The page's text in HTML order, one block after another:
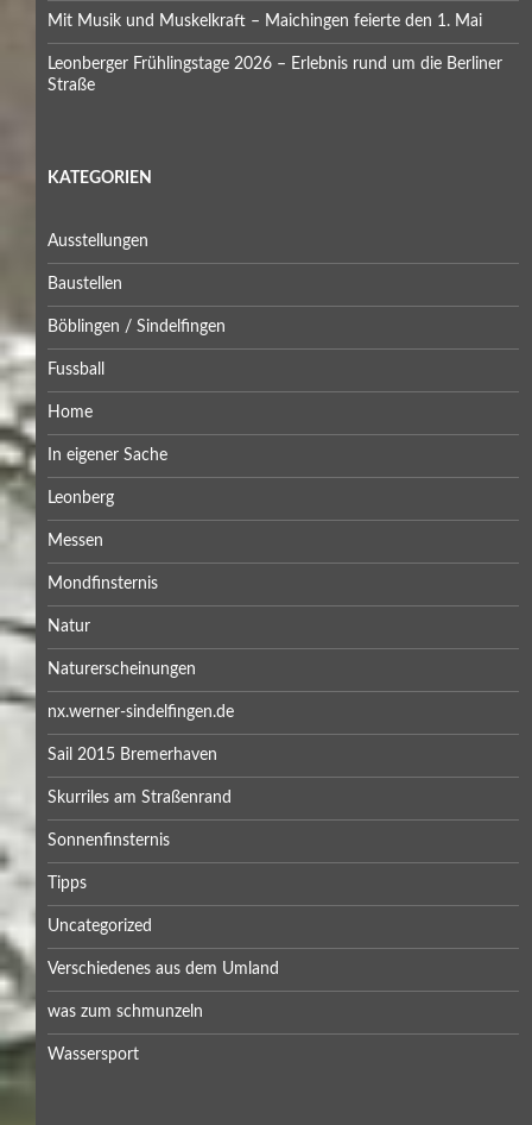
Mit Musik und Muskelkraft – Maichingen feierte den 1. Mai
Leonberger Frühlingstage 2026 – Erlebnis rund um die Berliner
Straße
KATEGORIEN
Ausstellungen
Baustellen
Böblingen / Sindelfingen
Fussball
Home
In eigener Sache
Leonberg
Messen
Mondfinsternis
Natur
Naturerscheinungen
nx.werner-sindelfingen.de
Sail 2015 Bremerhaven
Skurriles am Straßenrand
Sonnenfinsternis
Tipps
Uncategorized
Verschiedenes aus dem Umland
was zum schmunzeln
Wassersport